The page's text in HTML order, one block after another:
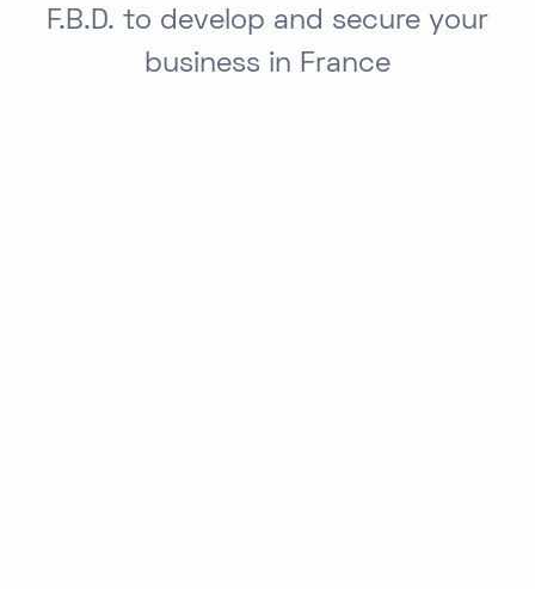
F.B.D. to develop and secure your
business in France